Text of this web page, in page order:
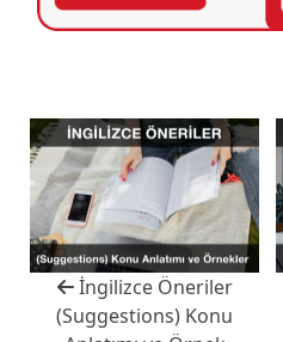
İngilizce Öneriler
(Suggestions) Konu